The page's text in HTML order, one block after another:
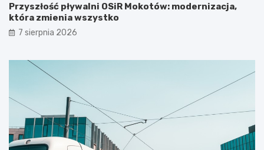
Przyszłość pływalni OSiR Mokotów: modernizacja,
która zmienia wszystko
7 sierpnia 2026